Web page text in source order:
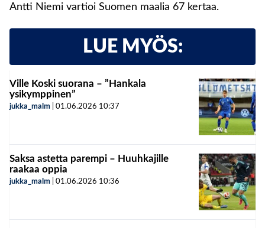
Antti Niemi vartioi Suomen maalia 67 kertaa.
LUE MYÖS:
Ville Koski suorana – ”Hankala
ysikymppinen”
jukka_malm 01.06.2026 10:37
Saksa astetta parempi – Huuhkajille
raakaa oppia
jukka_malm 01.06.2026 10:36